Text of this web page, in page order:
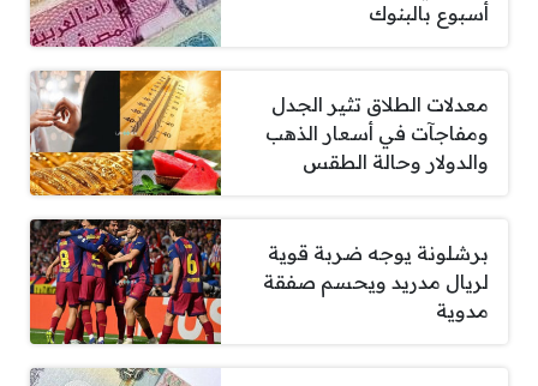
أسبوع بالبنوك
معدلات الطلاق تثير الجدل
ومفاجآت في أسعار الذهب
والدولار وحالة الطقس
برشلونة يوجه ضربة قوية
لريال مدريد ويحسم صفقة
مدوية